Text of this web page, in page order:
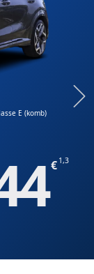
E (komb)
1,3